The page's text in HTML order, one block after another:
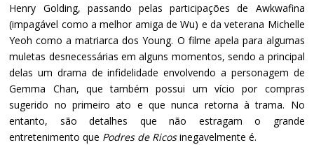
Henry Golding, passando pelas participações de Awkwafina
(impagável como a melhor amiga de Wu) e da veterana Michelle
Yeoh como a matriarca dos Young. O filme apela para algumas
muletas desnecessárias em alguns momentos, sendo a principal
delas um drama de infidelidade envolvendo a personagem de
Gemma Chan, que também possui um vício por compras
sugerido no primeiro ato e que nunca retorna à trama. No
entanto, são detalhes que não estragam o grande
entretenimento que Podres de Ricosinegavelmente é.